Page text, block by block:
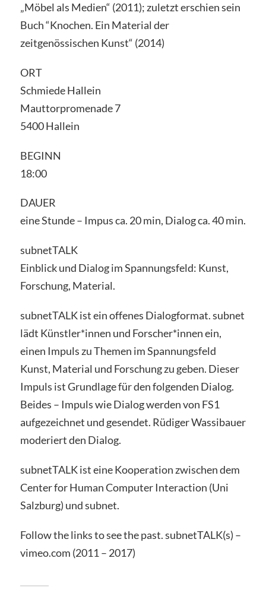
„Möbel als Medien“ (2011); zuletzt erschien sein
Buch “Knochen. Ein Material der
zeitgenössischen Kunst“ (2014)
ORT
Schmiede Hallein
Mauttorpromenade 7
5400 Hallein
BEGINN
18:00
DAUER
eine Stunde – Impus ca. 20 min, Dialog ca. 40 min.
subnetTALK
Einblick und Dialog im Spannungsfeld: Kunst,
Forschung, Material.
subnetTALK ist ein offenes Dialogformat. subnet
lädt Künstler*innen und Forscher*innen ein,
einen Impuls zu Themen im Spannungsfeld
Kunst, Material und Forschung zu geben. Dieser
Impuls ist Grundlage für den folgenden Dialog.
Beides – Impuls wie Dialog werden von FS1
aufgezeichnet und gesendet. Rüdiger Wassibauer
moderiert den Dialog.
subnetTALK ist eine Kooperation zwischen dem
Center for Human Computer Interaction (Uni
Salzburg) und subnet.
Follow the links to see the past. subnetTALK(s) –
vimeo.com (2011 – 2017)